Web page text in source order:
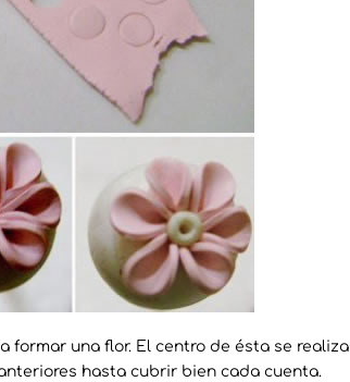
formar una flor. El centro de ésta se
hasta cubrir bien cada cuenta.